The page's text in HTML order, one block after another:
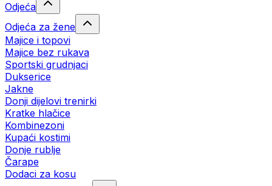
Odjeća
Odjeća za žene
Majice i topovi
Majice bez rukava
Sportski grudnjaci
Dukserice
Jakne
Donji dijelovi trenirki
Kratke hlačice
Kombinezoni
Kupaći kostimi
Donje rublje
Čarape
Dodaci za kosu